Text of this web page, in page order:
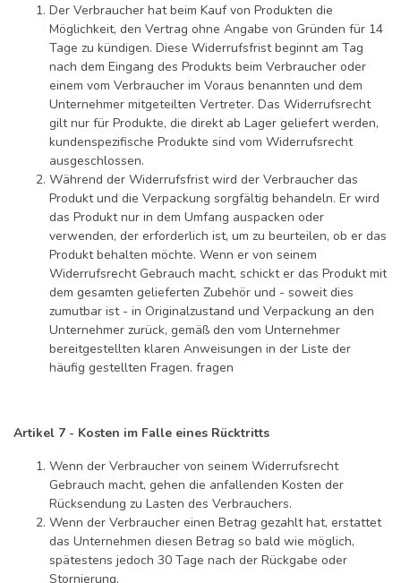
Der Verbraucher hat beim Kauf von Produkten die
Möglichkeit, den Vertrag ohne Angabe von Gründen für 14
Tage zu kündigen. Diese Widerrufsfrist beginnt am Tag
nach dem Eingang des Produkts beim Verbraucher oder
einem vom Verbraucher im Voraus benannten und dem
Unternehmer mitgeteilten Vertreter. Das Widerrufsrecht
gilt nur für Produkte, die direkt ab Lager geliefert werden,
kundenspezifische Produkte sind vom Widerrufsrecht
ausgeschlossen.
Während der Widerrufsfrist wird der Verbraucher das
Produkt und die Verpackung sorgfältig behandeln. Er wird
das Produkt nur in dem Umfang auspacken oder
verwenden, der erforderlich ist, um zu beurteilen, ob er das
Produkt behalten möchte. Wenn er von seinem
Widerrufsrecht Gebrauch macht, schickt er das Produkt mit
dem gesamten gelieferten Zubehör und - soweit dies
zumutbar ist - in Originalzustand und Verpackung an den
Unternehmer zurück, gemäß den vom Unternehmer
bereitgestellten klaren Anweisungen in der Liste der
häufig gestellten Fragen. fragen
Artikel 7 - Kosten im Falle eines Rücktritts
Wenn der Verbraucher von seinem Widerrufsrecht
Gebrauch macht, gehen die anfallenden Kosten der
Rücksendung zu Lasten des Verbrauchers.
Wenn der Verbraucher einen Betrag gezahlt hat, erstattet
das Unternehmen diesen Betrag so bald wie möglich,
spätestens jedoch 30 Tage nach der Rückgabe oder
Stornierung.